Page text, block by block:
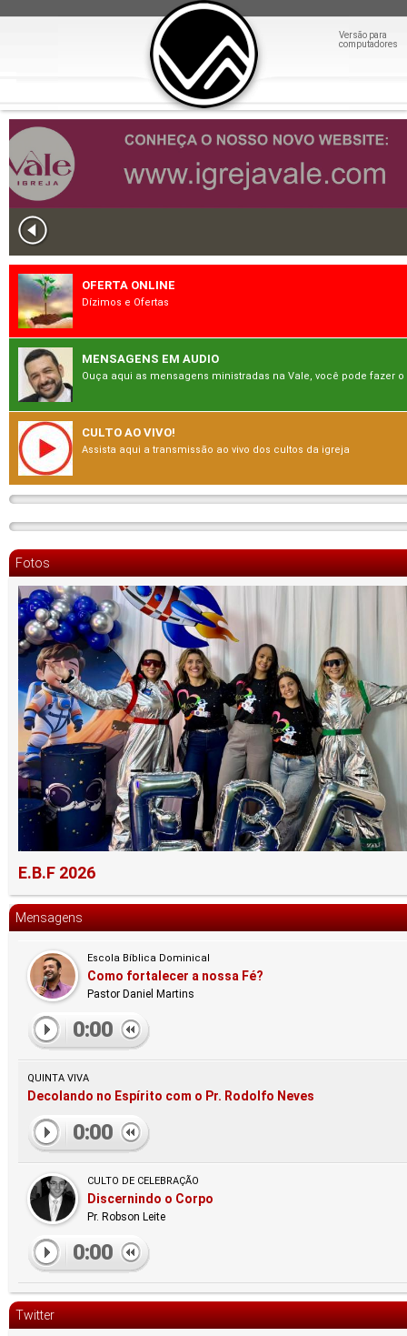
Versão para
computadores
OFERTA ONLINE
Dízimos e Ofertas
MENSAGENS EM AUDIO
Ouça aqui as mensagens ministradas na Vale, você pode fazer o
CULTO AO VIVO!
Assista aqui a transmissão ao vivo dos cultos da igreja
Fotos
E.B.F 2026
Mensagens
Escola Bíblica Dominical
Como fortalecer a nossa Fé?
Pastor Daniel Martins
0:00
QUINTA VIVA
Decolando no Espírito com o Pr. Rodolfo Neves
0:00
CULTO DE CELEBRAÇÃO
Discernindo o Corpo
Pr. Robson Leite
0:00
Twitter